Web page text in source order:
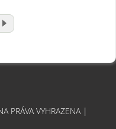
PRÁVA VYHRAZENA |